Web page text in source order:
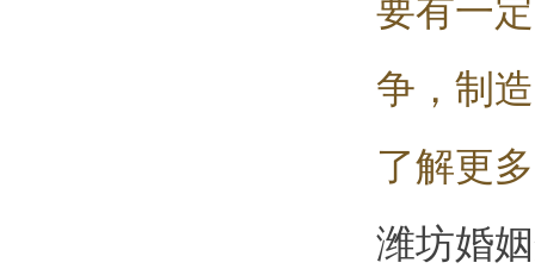
争，制
了解更
潍坊婚